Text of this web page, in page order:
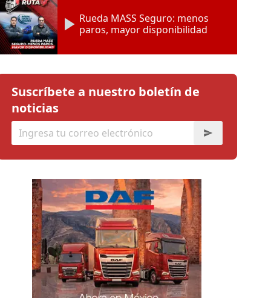
Rueda MASS Seguro: menos
paros, mayor disponibilidad
Suscríbete a nuestro boletín de
noticias